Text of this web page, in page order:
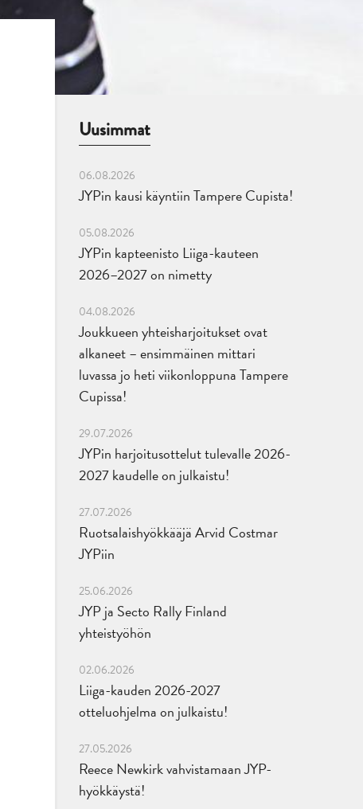
Uusimmat
06.08.2026
JYPin kausi käyntiin Tampere Cupista!
05.08.2026
JYPin kapteenisto Liiga-kauteen
2026–2027 on nimetty
04.08.2026
Joukkueen yhteisharjoitukset ovat
alkaneet – ensimmäinen mittari
luvassa jo heti viikonloppuna Tampere
Cupissa!
29.07.2026
JYPin harjoitusottelut tulevalle 2026-
2027 kaudelle on julkaistu!
27.07.2026
Ruotsalaishyökkääjä Arvid Costmar
JYPiin
25.06.2026
JYP ja Secto Rally Finland
yhteistyöhön
02.06.2026
Liiga-kauden 2026-2027
otteluohjelma on julkaistu!
27.05.2026
Reece Newkirk vahvistamaan JYP-
hyökkäystä!